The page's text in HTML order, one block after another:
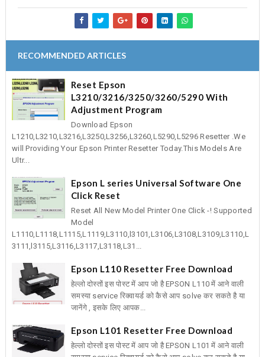
RECOMMENDED ARTICLES
Reset Epson
L3210/3216/3250/3260/5290 With
Adjustment Program
Download Epson
L1210,L3210,L3216,L3250,L3256,L3260,L5290,L5296 Resetter .We
will Providing Your Epson Printer Resetter Today.This Models Are
Ultr...
Epson L series Universal Software One
Click Reset
Reset All New Model Printer One Click -! Supported
Model
L1110,L1118,L1115,L1119,L3110,l3101,L3106,L3108,L3109,L3110,L
3111,l3115,L3116,L3117,L3118,L31...
Epson L110 Resetter Free Download
हेल्लो दोस्तों इस पोस्ट में आप जो है EPSON L110 में आने वाली
समस्या service रिक्वायर्ड को कैसे आप solve कर सकते है या
जानेंगे , इसके लिए आपक...
Epson L101 Resetter Free Download
हेल्लो दोस्तों इस पोस्ट में आप जो है EPSON L101 में आने वाली